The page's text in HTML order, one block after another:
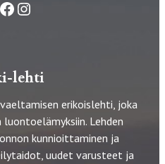
FacebookInstagram
lehti
erikoislehti, joka
Lehden
kunnioittaminen ja
uudet varusteet ja